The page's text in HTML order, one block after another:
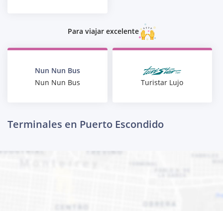
Para viajar excelente
Nun Nun Bus
Nun Nun Bus
Turistar Lujo
Terminales en Puerto Escondido